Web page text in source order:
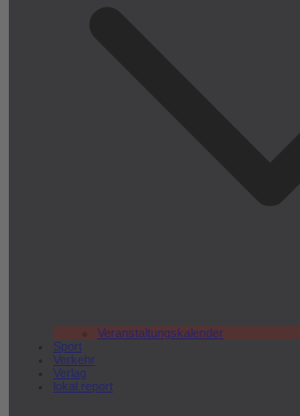
Veranstaltungskalender
Sport
Verkehr
Verlag
lokal.report